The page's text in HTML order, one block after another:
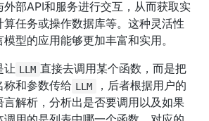
部API和服务进行交互，从而获取实
算任务或操作数据库等。这种灵活性
型的应用能够更加丰富和实用。
让 LLM 直接去调用某个函数，而是把
称和参数传给 LLM
，后者根据用户的
言解析，分析出是否要调用以及如果